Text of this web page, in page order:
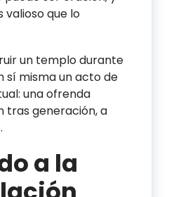
valioso que lo
un templo durante
sí misma un acto de
una ofrenda
tras generación, a
a la